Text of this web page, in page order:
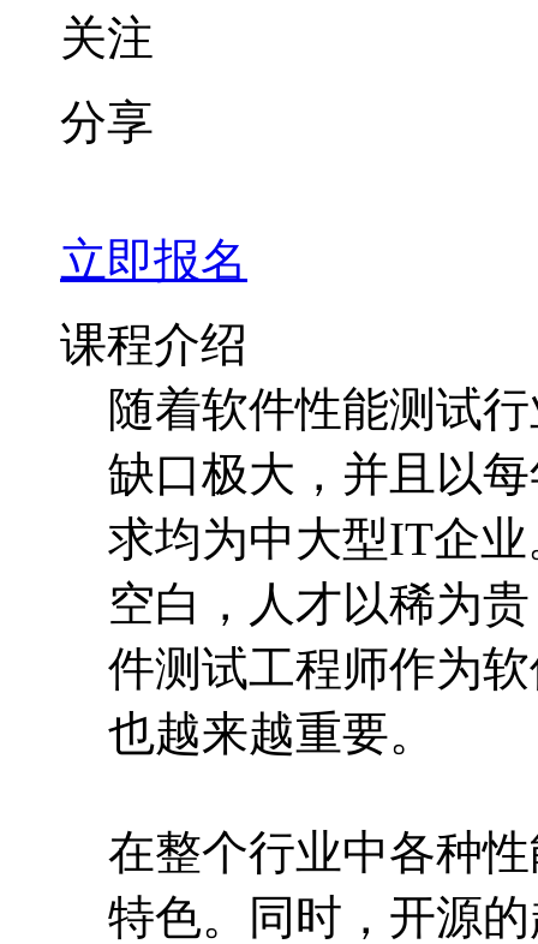
关注
分享
立即报名
课程介绍
随着软件性能测试
缺口极大，并且以
求均为中大型IT企
空白，人才以稀为
件测试工程师作为
也越来越重要。
在整个行业中各种
特色。同时，开源